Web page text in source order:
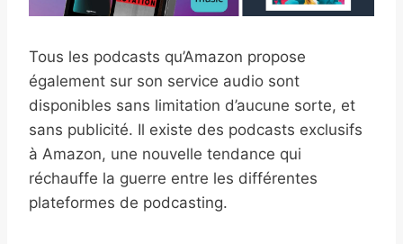
Tous les podcasts qu’Amazon propose
également sur son service audio sont
disponibles sans limitation d’aucune sorte, et
sans publicité. Il existe des podcasts exclusifs
à Amazon, une nouvelle tendance qui
réchauffe la guerre entre les différentes
plateformes de podcasting.